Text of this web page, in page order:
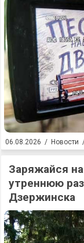
06.08.2026 / Новости
Заряжайся
утреннюю
Дзержинска